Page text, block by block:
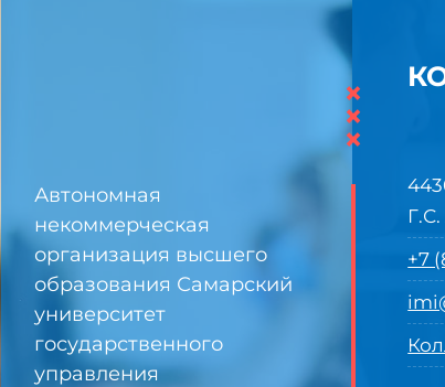
Автономная
некоммерческая
организация высшего
образования Самарский
университет
государственного
управления
×
×
×
+7